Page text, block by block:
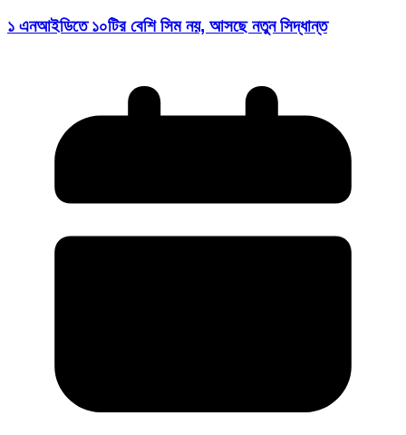
১ এনআইডিতে ১০টির বেশি সিম নয়, আসছে নতুন সিদ্ধান্ত